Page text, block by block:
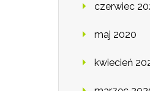
czerwiec
maj 2020
kwiecień